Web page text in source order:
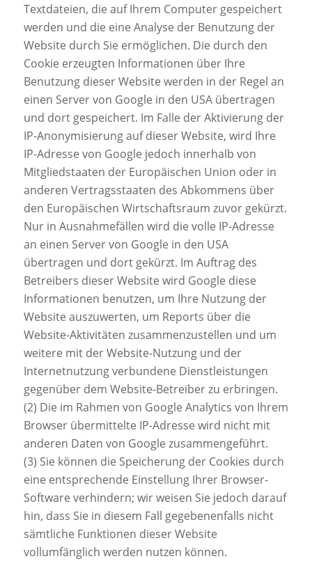
Textdateien, die auf Ihrem Computer gespeichert
werden und die eine Analyse der Benutzung der
Website durch Sie ermöglichen. Die durch den
Cookie erzeugten Informationen über Ihre
Benutzung dieser Website werden in der Regel an
einen Server von Google in den USA übertragen
und dort gespeichert. Im Falle der Aktivierung der
IP-Anonymisierung auf dieser Website, wird Ihre
IP-Adresse von Google jedoch innerhalb von
Mitgliedstaaten der Europäischen Union oder in
anderen Vertragsstaaten des Abkommens über
den Europäischen Wirtschaftsraum zuvor gekürzt.
Nur in Ausnahmefällen wird die volle IP-Adresse
an einen Server von Google in den USA
übertragen und dort gekürzt. Im Auftrag des
Betreibers dieser Website wird Google diese
Informationen benutzen, um Ihre Nutzung der
Website auszuwerten, um Reports über die
Website-Aktivitäten zusammenzustellen und um
weitere mit der Website-Nutzung und der
Internetnutzung verbundene Dienstleistungen
gegenüber dem Website-Betreiber zu erbringen.
(2) Die im Rahmen von Google Analytics von Ihrem
Browser übermittelte IP-Adresse wird nicht mit
anderen Daten von Google zusammengeführt.
(3) Sie können die Speicherung der Cookies durch
eine entsprechende Einstellung Ihrer Browser-
Software verhindern; wir weisen Sie jedoch darauf
hin, dass Sie in diesem Fall gegebenenfalls nicht
sämtliche Funktionen dieser Website
vollumfänglich werden nutzen können.